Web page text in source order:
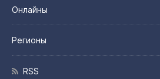
Онлайны
Регионы
RSS